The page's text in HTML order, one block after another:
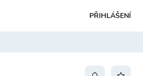
PŘIHLÁŠENÍ